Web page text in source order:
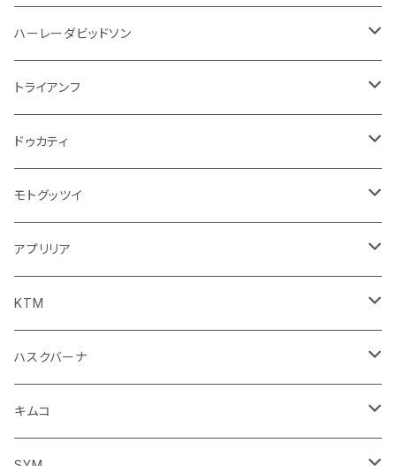
ドリンクホルダー
携帯・スマホホルダー
ステッカー
ダッシュボード
外装系
スポイラー系
シートカバー
その他
エンジン系
オイル系
その他
フロントガラス回り
ワイパー
リアガラス回り
ライト系
フォグランプ
ミラー系
足回り
サスペンション
ウインカー
モーター系
ミラー
ブレーキ系
クラッチブレーキレバー
駆動系
その他
フェンダー系
足回り
サスペンション
ミラー
ハンドル系
足回り
サスペンション
タンク系
キャップ
ブレーキ系
ブレーキ・クラッチレバー
ハーレーダビッドソン
ミラー
トライアンフ
ミラー
ドゥカティ
ミラー
その他
ブレーキ系
ブレーキクラッチレバー
フェンダー系
モトグッツイ
ミラー
アプリリア
ミラー
ブレーキ系
クラッチブレーキレバー
フェンダー系
KTM
ミラー
ハスクバーナ
ミラー
キムコ